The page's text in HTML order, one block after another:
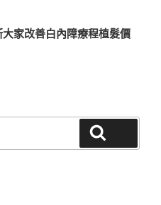
家改善白內障療程植髮價